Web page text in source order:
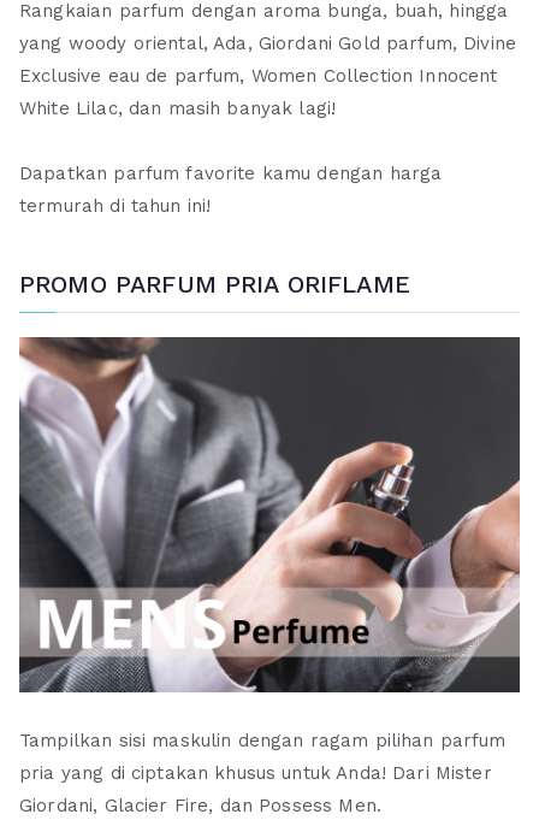
Rangkaian parfum dengan aroma bunga, buah, hingga
yang woody oriental, Ada, Giordani Gold parfum, Divine
Exclusive eau de parfum, Women Collection Innocent
White Lilac, dan masih banyak lagi!
Dapatkan parfum favorite kamu dengan harga
termurah di tahun ini!
PROMO PARFUM PRIA ORIFLAME
Tampilkan sisi maskulin dengan ragam pilihan parfum
pria yang di ciptakan khusus untuk Anda! Dari Mister
Giordani, Glacier Fire, dan Possess Men.